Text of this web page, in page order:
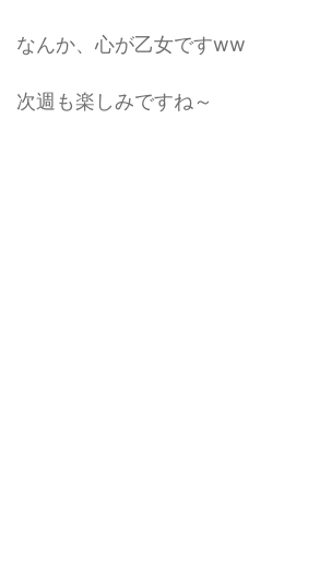
なんか、心が乙女ですww
次週も楽しみですね～